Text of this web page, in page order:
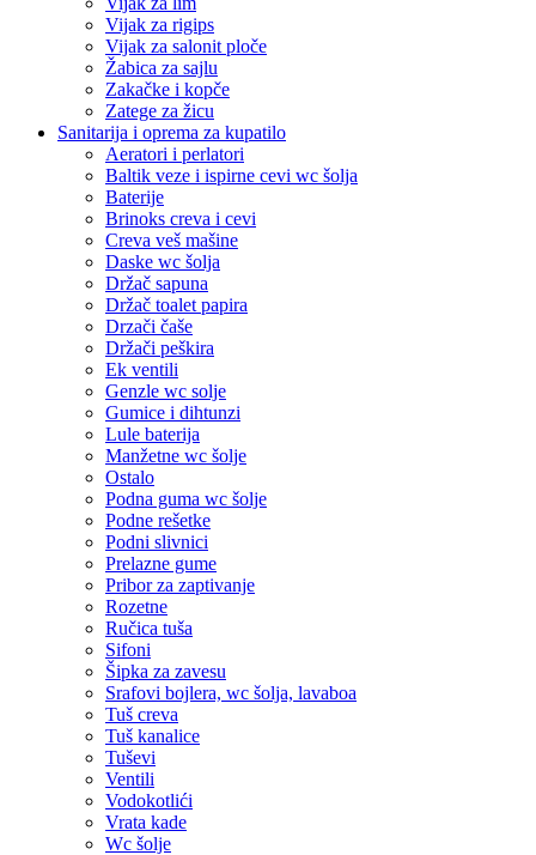
Vijak za rigips
Vijak za salonit ploče
Žabica za sajlu
Zakačke i kopče
Zatege za žicu
Sanitarija i oprema za kupatilo
Aeratori i perlatori
Baltik veze i ispirne cevi wc šolja
Baterije
Brinoks creva i cevi
Creva veš mašine
Daske wc šolja
Držač sapuna
Držač toalet papira
Drzači čaše
Držači peškira
Ek ventili
Genzle wc solje
Gumice i dihtunzi
Lule baterija
Manžetne wc šolje
Ostalo
Podna guma wc šolje
Podne rešetke
Podni slivnici
Prelazne gume
Pribor za zaptivanje
Rozetne
Ručica tuša
Sifoni
Šipka za zavesu
Srafovi bojlera, wc šolja, lavaboa
Tuš creva
Tuš kanalice
Tuševi
Ventili
Vodokotlići
Vrata kade
Wc šolje